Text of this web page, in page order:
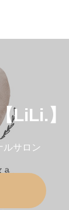
LiLi.】
ルサロン